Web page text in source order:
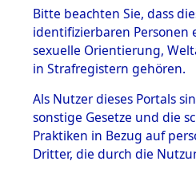
1.
Inhaftierungsdoku
mente
1.2.9 Beim ITS
verwahrte
1.2.9.1
Effekten aus
dem KZ
Dachau
Bitte beachten Sie, dass
identifizierbaren Personen
sexuelle Orientierung,
in Strafregistern gehören.
Als Nutzer dieses Portals
sonstige Gesetze und die
Praktiken in Bezug auf
Dritter, die durch die